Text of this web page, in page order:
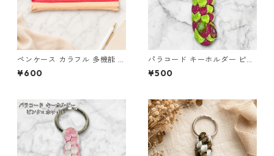
ペンケース カラフル 多機能 筆
箱 ファスナー6本 s9
¥600
パラコード キーホルダー ピン
ク グリーン 編み込み s18
¥500